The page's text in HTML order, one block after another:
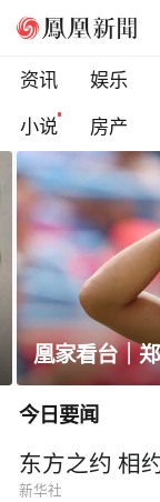
资讯 娱乐
小说
房产
凰家看台｜
今日要闻
东方之约 相
新华社